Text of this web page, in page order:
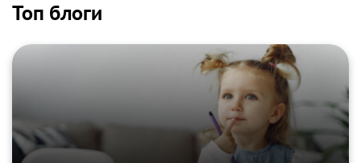
Топ блоги